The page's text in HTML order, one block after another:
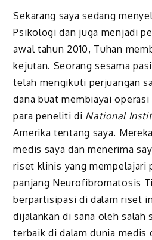
Sekarang saya sedang
Psikologi dan juga menjadi
awal tahun 2010, Tuhan
kejutan. Seorang sesama
telah mengikuti perjuangan
dana buat membiayai
para peneliti di National
Amerika tentang saya.
medis saya dan menerima
riset klinis yang mempelajari
panjang Neurofibromatosis
berpartisipasi di dalam riset
dijalankan di sana oleh salah
terbaik di dalam dunia medis